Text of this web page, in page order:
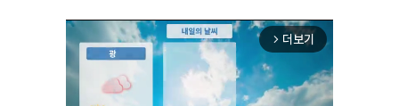
arrow_forward_ios 더보기